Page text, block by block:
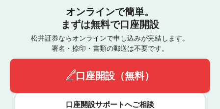
オンラインで簡単。
まずは無料で口座開設
松井証券ならオンラインで申し込みが完結します。
署名・捺印・書類の郵送は不要です。
口座開設（無料）
口座開設サポートへご相談